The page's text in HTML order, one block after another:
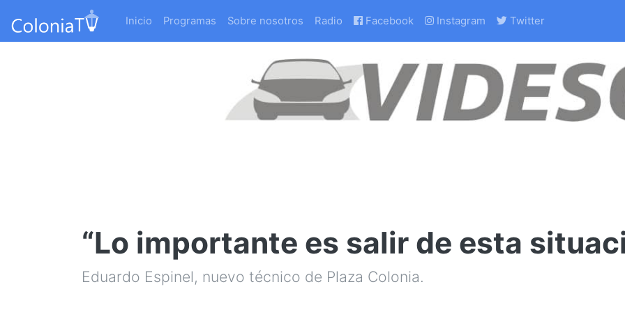
Inicio Programas Sobre nosotros Radio Facebook Instagram Twitter
“Lo importante es salir de esta
Eduardo Espinel, nuevo técnico de Plaza Colonia.